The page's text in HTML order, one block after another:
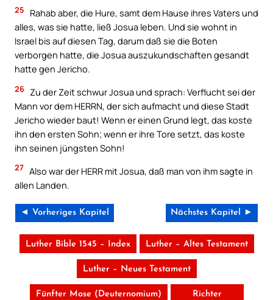
25
Rahab aber, die Hure, samt dem Hause ihres Vaters und
alles, was sie hatte, ließ Josua leben. Und sie wohnt in
Israel bis auf diesen Tag, darum daß sie die Boten
verborgen hatte, die Josua auszukundschaften gesandt
hatte gen Jericho.
26 Zu der Zeit schwur Josua und sprach: Verflucht sei der
Mann vor dem HERRN, der sich aufmacht und diese Stadt
Jericho wieder baut! Wenn er einen Grund legt, das koste
ihn den ersten Sohn; wenn er ihre Tore setzt, das koste
ihn seinen jüngsten Sohn!
27 Also war der HERR mit Josua, daß man von ihm sagte in
allen Landen.
◄ Vorheriges Kapitel Nächstes Kapitel ►
Luther Bible 1545 – Index Luther – Altes Testament
Luther – Neues Testament
Fünfter Mose (Deuternomium) Richter